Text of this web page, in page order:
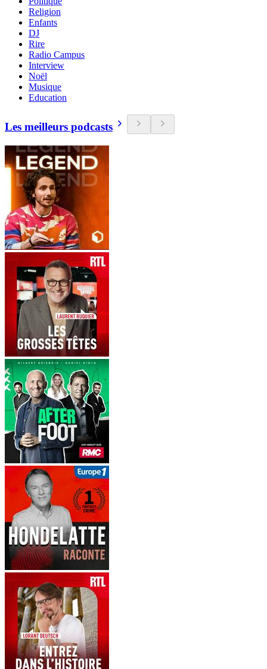
Religion
Enfants
DJ
Rire
Radio Campus
Interview
Noël
Musique
Education
Les meilleurs podcasts